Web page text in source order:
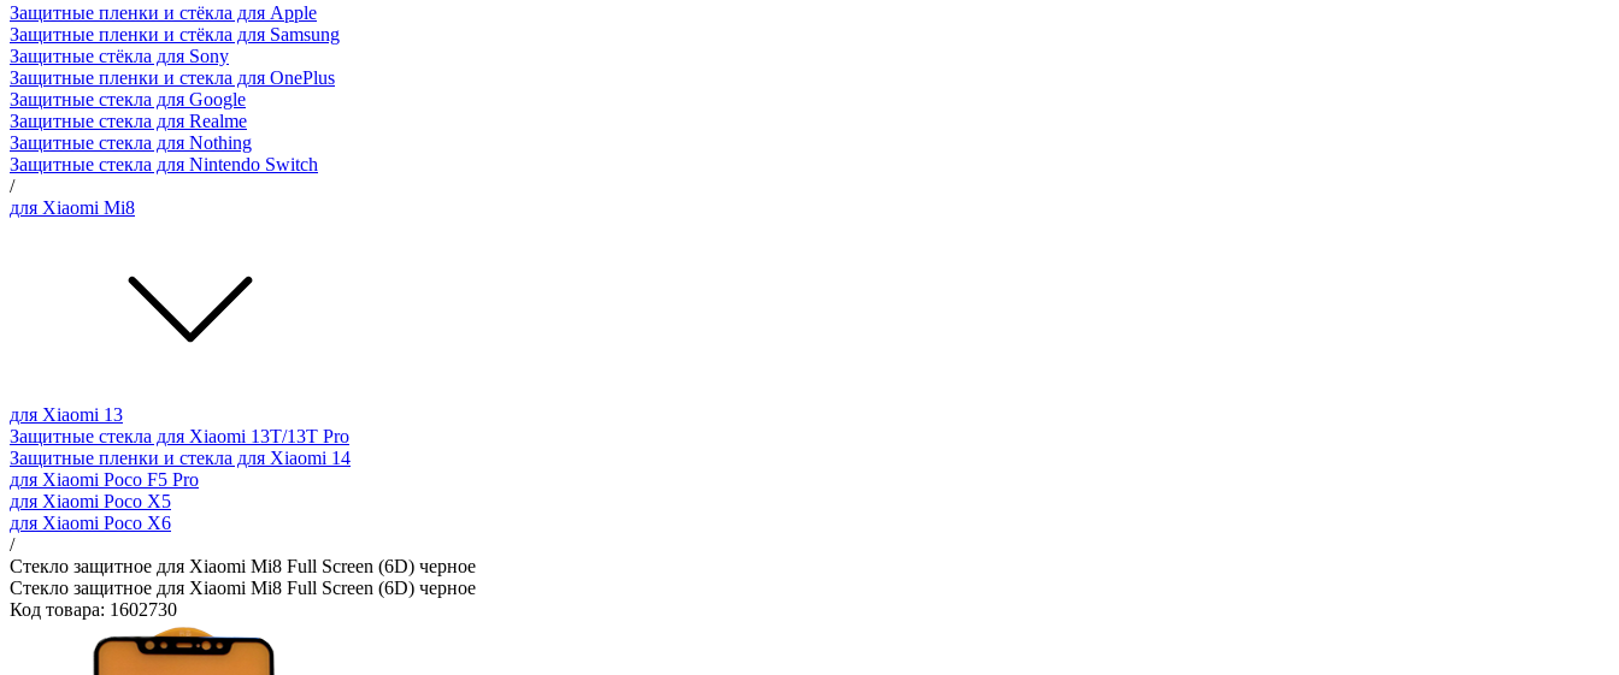
Защитные пленки и стёкла для Apple
Защитные пленки и стёкла для Samsung
Защитные стёкла для Sony
Защитные пленки и стекла для OnePlus
Защитные стекла для Google
Защитные стекла для Realme
Защитные стекла для Nothing
Защитные стекла для Nintendo Switch
/
для Xiaomi Mi8
для Xiaomi 13
Защитные стекла для Xiaomi 13T/13T Pro
Защитные пленки и стекла для Xiaomi 14
для Xiaomi Poco F5 Pro
для Xiaomi Poco X5
для Xiaomi Poco X6
/
Стекло защитное для Xiaomi Mi8 Full Screen (6D) черное
Стекло защитное для Xiaomi Mi8 Full Screen (6D) черное
Код товара: 1602730